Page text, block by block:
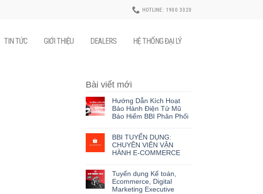
HOTLINE: 1900 3320
TIN TỨC GIỚI THIỆU DEALERS HỆ THỐNG ĐẠI LÝ
Bài viết mới
Hướng Dẫn Kích Hoạt
Bảo Hành Điện Tử Mũ
Bảo Hiểm BBI Phân Phối
BBI TUYỂN DỤNG:
CHUYÊN VIÊN VẬN
HÀNH E-COMMERCE
Tuyển dụng Kế toán,
Ecommerce, Digital
Marketing Executive